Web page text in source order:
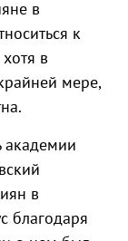
в
к
в
мере,
академии
в
благодаря